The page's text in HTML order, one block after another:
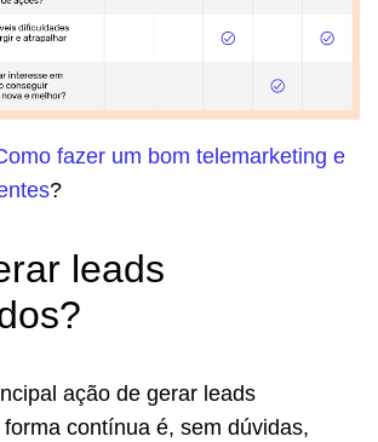
fazer um bom telemarketing e
?
leads
ação de gerar leads
contínua é, sem dúvidas,